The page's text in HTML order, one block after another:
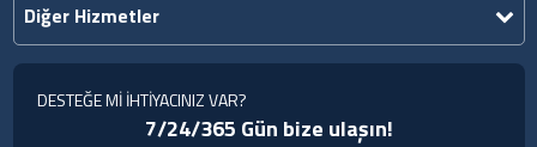
Diğer Hizmetler
DESTEĞE Mİ İHTİYACINIZ VAR?
7/24/365 Gün bize ulaşın!